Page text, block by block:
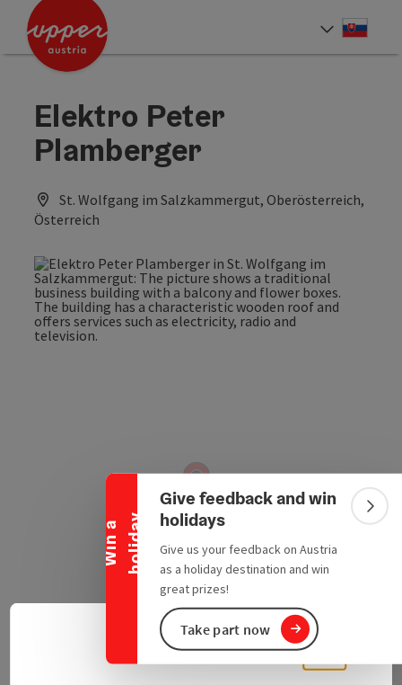
Accesskey
Accesskey
W
i
n
a
h
o
l
i
d
a y
Collapse banner
Give feedback and win
holidays
Give us your feedback on Austria
as a holiday destination and win
great prizes!
Take part now
Elektro Peter
Plamberger
St. Wolfgang im Salzkammergut, Oberösterreich,
Österreich
St. Wolfgang im Salzkammergut open in